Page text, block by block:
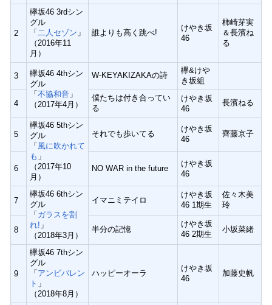
2
欅坂46 3rdシン
グル
「 二人セゾン 」
（2016年11
月）
誰よりも高く跳べ!
けやき坂
46
柿崎芽実
＆長濱ね
る
3
欅坂46 4thシン
グル
「不協和音」
（2017年4月）
W-KEYAKIZAKAの詩
欅&けや
き坂組
4
僕たちは付き合ってい
る
けやき坂
46
長濱ねる
5
欅坂46 5thシン
グル
「風に吹かれて
も 」
（2017年10
月）
それでも歩いてる
けやき坂
46
齊藤京子
6 NO WAR in the future
けやき坂
46
7
欅坂46 6thシン
グル
「ガラスを割
れ! 」
（2018年3月）
イマニミテイロ
けやき坂
46 1期生
佐々木美
玲
8 半分の記憶
けやき坂
46 2期生
小坂菜緒
9
欅坂46 7thシン
グル
「アンビバレン
ト 」
（2018年8月）
ハッピーオーラ
けやき坂
46
加藤史帆